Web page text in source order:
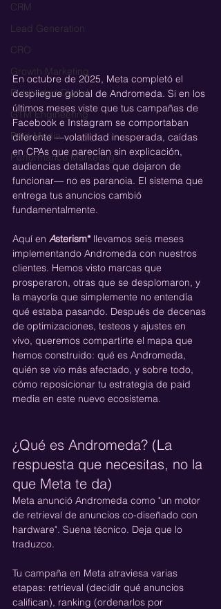
CRM
Lead Generation
CRO
Growth Marketing
Publicidad Digital
GTM Engineering
Paid Media
Performance Marketing
En octubre de 2025, Meta completó el
despliegue global de Andromeda. Si en los
últimos meses viste que tus campañas de
Facebook e Instagram se comportaban
diferente —volatilidad inesperada, caídas
en CPAs que parecían sin explicación,
audiencias detalladas que dejaron de
funcionar— no es paranoia. El sistema que
entrega tus anuncios cambió
fundamentalmente.
Aquí en Asterism* llevamos seis meses
implementando Andromeda con nuestros
clientes. Hemos visto marcas que
prosperaron, otras que se desplomaron, y
la mayoría que simplemente no entendía
qué estaba pasando. Después de decenas
de optimizaciones, testeos y ajustes en
vivo, queremos compartirte el mapa que
hemos construido: qué es Andromeda,
quién se vio más afectado, y sobre todo,
cómo reposicionar tu estrategia de paid
media en este nuevo ecosistema.
¿Qué es Andromeda? (La
respuesta que necesitas, no la
que Meta te da)
Meta anunció Andromeda como "un motor
de retrieval de anuncios co-diseñado con
hardware". Suena técnico. Deja que lo
traduzco.
Tu campaña en Meta atraviesa varias
etapas: retrieval (decidir qué anuncios
califican), ranking (ordenarlos por